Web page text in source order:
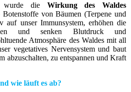
wurde die Wirkung des Waldes
Botenstoffe von Bäumen (Terpene und
auf unser Immunsystem, erhöhen die
und senken Blutdruck und
Atmosphäre des Waldes mit all
vegetatives Nervensystem und baut
abzuschalten, zu entspannen und Kraft
wie läuft es ab?